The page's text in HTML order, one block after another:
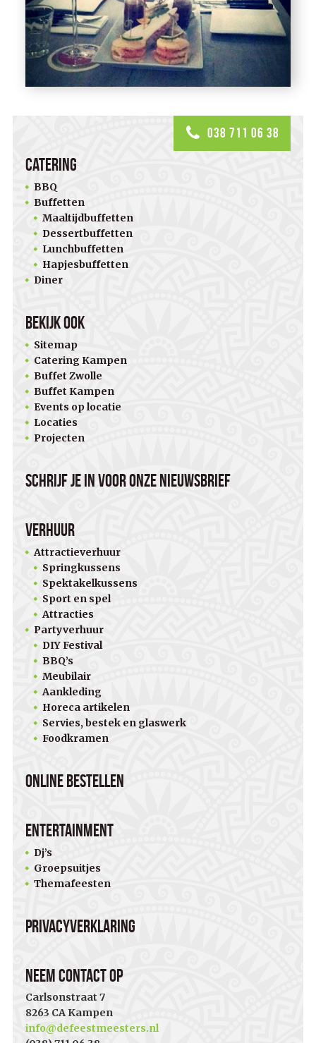
038 711 06 38
Catering
BBQ
Buffetten
Maaltijdbuffetten
Dessertbuffetten
Lunchbuffetten
Hapjesbuffetten
Diner
Bekijk ook
Sitemap
Catering Kampen
Buffet Zwolle
Buffet Kampen
Events op locatie
Locaties
Projecten
Schrijf je in voor onze nieuwsbrief
Verhuur
Attractieverhuur
Springkussens
Spektakelkussens
Sport en spel
Attracties
Partyverhuur
DIY Festival
BBQ’s
Meubilair
Aankleding
Horeca artikelen
Servies, bestek en glaswerk
Foodkramen
Online bestellen
Entertainment
Dj’s
Groepsuitjes
Themafeesten
Privacyverklaring
Neem contact op
Carlsonstraat 7
8263 CA Kampen
info@defeestmeesters.nl